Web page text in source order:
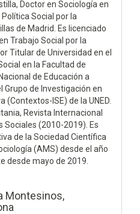
Doctor en Sociología en
Social por la
de Madrid. Es licenciado
Trabajo Social por la
Titular de Universidad en el
en la Facultad de
de Educación a
Grupo de Investigación en
(Contextos-ISE) de la UNED.
Revista Internacional
Sociales (2010-2019). Es
de la Sociedad Científica
(AMS) desde el año
desde mayo de 2019.
Montesinos,